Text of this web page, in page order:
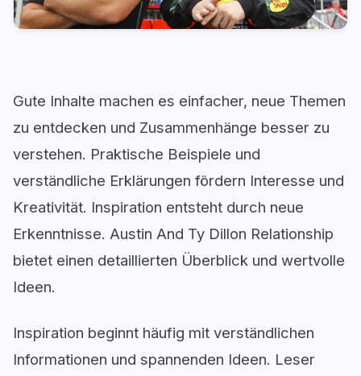
Gute Inhalte machen es einfacher, neue Themen
zu entdecken und Zusammenhänge besser zu
verstehen. Praktische Beispiele und
verständliche Erklärungen fördern Interesse und
Kreativität. Inspiration entsteht durch neue
Erkenntnisse. Austin And Ty Dillon Relationship
bietet einen detaillierten Überblick und wertvolle
Ideen.
Inspiration beginnt häufig mit verständlichen
Informationen und spannenden Ideen. Leser